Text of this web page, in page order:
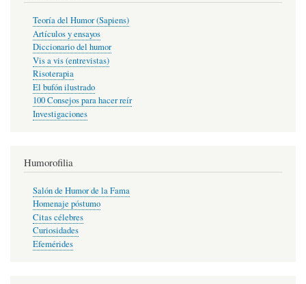
Teoría del Humor (Sapiens)
Artículos y ensayos
Diccionario del humor
Vis a vis (entrevistas)
Risoterapia
El bufón ilustrado
100 Consejos para hacer reír
Investigaciones
Humorofilia
Salón de Humor de la Fama
Homenaje póstumo
Citas célebres
Curiosidades
Efemérides